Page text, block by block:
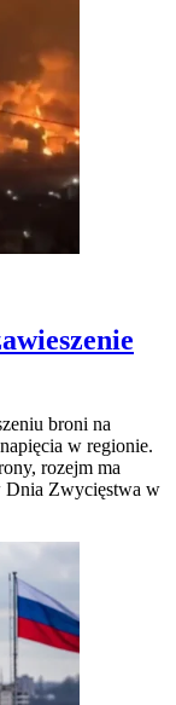
broni na
w regionie.
rozejm ma
Dnia Zwycięstwa w